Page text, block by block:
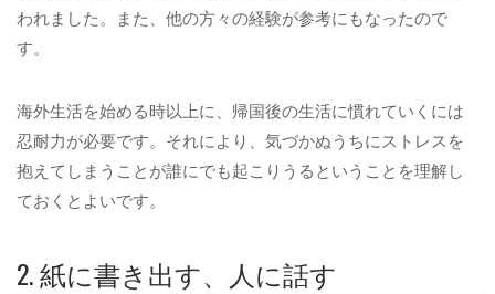
われました。また、他の方々の経験が参考にもなったので
す。
海外生活を始める時以上に、帰国後の生活に慣れていくには
忍耐力が必要です。それにより、気づかぬうちにストレスを
抱えてしまうことが誰にでも起こりうるということを理解し
ておくとよいです。
2. 紙に書き出す、人に話す